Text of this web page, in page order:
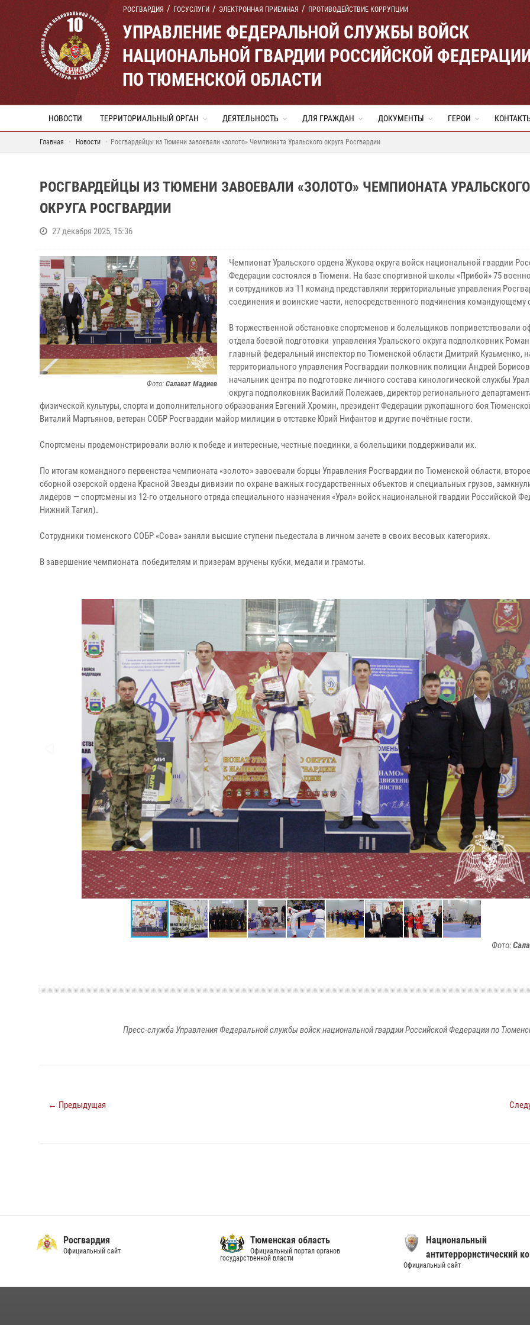
РОСГВАРДИЯ ГОСУСЛУГИ ЭЛЕКТРОННАЯ ПРИЕМНАЯ ПРОТИВОДЕЙСТВИЕ КОРРУПЦИИ
УПРАВЛЕНИЕ ФЕДЕРАЛЬНОЙ СЛУЖБЫ ВОЙСК
НАЦИОНАЛЬНОЙ ГВАРДИИ РОССИЙСКОЙ
ПО ТЮМЕНСКОЙ ОБЛАСТИ
НОВОСТИ ТЕРРИТОРИАЛЬНЫЙ ОРГАН ДЕЯТЕЛЬНОСТЬ ДЛЯ ГРАЖДАН ДОКУМЕНТЫ ГЕРОИ
Главная Новости Росгвардейцы из Тюмени завоевали «золото» Чемпионата Уральского округа Росгвардии
РОСГВАРДЕЙЦЫ ИЗ ТЮМЕНИ ЗАВОЕВАЛИ «ЗОЛОТО» ЧЕМПИОНАТА УРАЛЬСКОГО
ОКРУГА РОСГВАРДИИ
27 декабря 2025, 15:36
Фото: Салават Мадиев
Чемпионат Уральского ордена Жукова округа войск национальной гвардии
Федерации состоялся в Тюмени. На базе спортивной школы «Прибой» 75
и сотрудников из 11 команд представляли территориальные управления
соединения и воинские части, непосредственного подчинения командующему
В торжественной обстановке спортсменов и болельщиков поприветствовали
отдела боевой подготовки управления Уральского округа подполковник
главный федеральный инспектор по Тюменской области Дмитрий Кузьменко,
территориального управления Росгвардии полковник полиции Андрей
начальник центра по подготовке личного состава кинологической службы
округа подполковник Василий Полежаев, директор регионального
физической культуры, спорта и дополнительного образования Евгений Хромин, президент Федерации рукопашного боя
Виталий Мартьянов, ветеран СОБР Росгвардии майор милиции в отставке Юрий Нифантов и другие почётные гости.
Спортсмены продемонстрировали волю к победе и интересные, честные поединки, а болельщики поддерживали их.
По итогам командного первенства чемпионата «золото» завоевали борцы Управления Росгвардии по Тюменской области,
сборной озерской ордена Красной Звезды дивизии по охране важных государственных объектов и специальных грузов,
лидеров — спортсмены из 12-го отдельного отряда специального назначения «Урал» войск национальной гвардии Российской
Нижний Тагил).
Сотрудники тюменского СОБР «Сова» заняли высшие ступени пьедестала в личном зачете в своих весовых категориях.
В завершение чемпионата победителям и призерам вручены кубки, медали и грамоты.
Фото:
Пресс-служба Управления Федеральной службы войск национальной гвардии Российской Федерации по
← Предыдущая
Росгвардия
Официальный сайт
Тюменская область
Официальный портал органов
государственной власти
Национальный
антитеррористический
Официальный сайт